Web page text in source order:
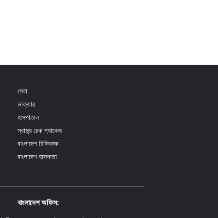
সেবা
ডাক্তার
হাসপাতাল
স্বাস্থ্য চেক প্যাকেজ
বাংলাদেশ চিকিৎসক
বাংলাদেশ হাসপাতা
বাংলাদেশ অফিস: